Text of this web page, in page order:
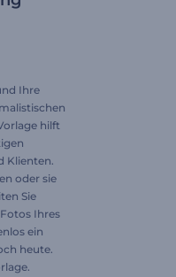
Ihre
hilft
Klienten.
oder sie
Sie
Ihres
ein
heute.